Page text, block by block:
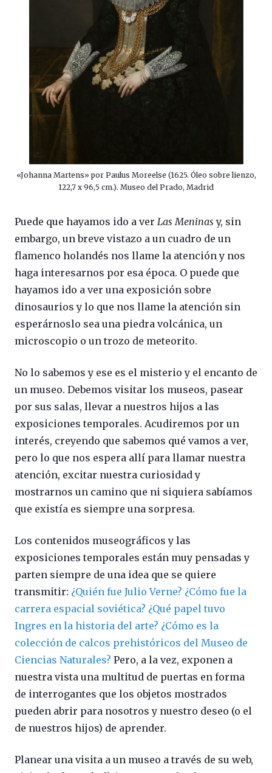
«Johanna Martens» por Paulus Moreelse (1625. Óleo sobre lienzo,
122,7 x 96,5 cm.). Museo del Prado, Madrid
Puede que hayamos ido a ver Las Meninas y, sin
embargo, un breve vistazo a un cuadro de un
flamenco holandés nos llame la atención y nos
haga interesarnos por esa época. O puede que
hayamos ido a ver una exposición sobre
dinosaurios y lo que nos llame la atención sin
esperárnoslo sea una piedra volcánica, un
microscopio o un trozo de meteorito.
No lo sabemos y ese es el misterio y el encanto de
un museo. Debemos visitar los museos, pasear
por sus salas, llevar a nuestros hijos a las
exposiciones temporales. Acudiremos por un
interés, creyendo que sabemos qué vamos a ver,
pero lo que nos espera allí para llamar nuestra
atención, excitar nuestra curiosidad y
mostrarnos un camino que ni siquiera sabíamos
que existía es siempre una sorpresa.
Los contenidos museográficos y las
exposiciones temporales están muy pensadas y
parten siempre de una idea que se quiere
transmitir: ¿Quién fue Julio Verne? ¿Cómo fue la
carrera espacial soviética? ¿Qué papel tuvo
Ingres en la historia del arte? ¿Cómo es la
colección de calcos prehistóricos del Museo de
Ciencias Naturales? Pero, a la vez, exponen a
nuestra vista una multitud de puertas en forma
de interrogantes que los objetos mostrados
pueden abrir para nosotros y nuestro deseo (o el
de nuestros hijos) de aprender.
Planear una visita a un museo a través de su web,